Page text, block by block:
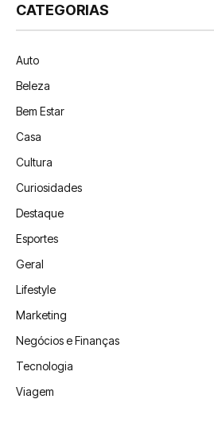
CATEGORIAS
Auto
Beleza
Bem Estar
Casa
Cultura
Curiosidades
Destaque
Esportes
Geral
Lifestyle
Marketing
Negócios e Finanças
Tecnologia
Viagem